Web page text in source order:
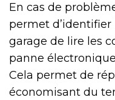
En cas de
permet d’identifier
garage de lire les
panne
Cela permet de
économisant du